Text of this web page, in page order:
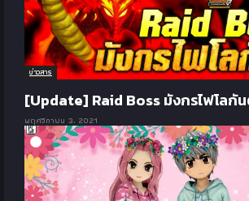
ข่าวสาร
[Update] Raid Boss มังกรไฟโลกั
พฤศจิกายน 3, 2021